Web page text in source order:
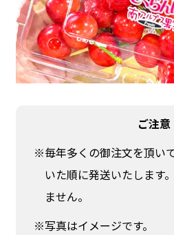
ご注意
※毎年多くの御注文を頂い
いた順に発送いたします
ません。
※写真はイメージです。